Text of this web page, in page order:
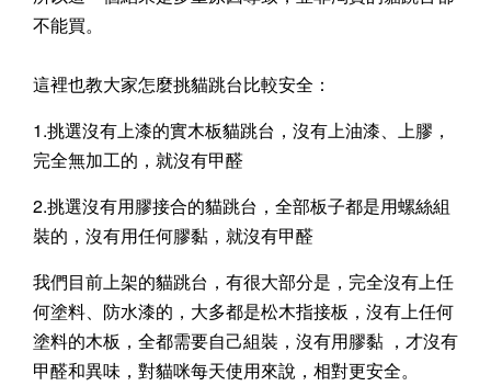
不能買。
這裡也教大家怎麼挑貓跳台比較安全：
1.挑選沒有上漆的實木板貓跳台，沒有上油漆、上膠，
完全無加工的，就沒有甲醛
2.挑選沒有用膠接合的貓跳台，全部板子都是用螺絲組
裝的，沒有用任何膠黏，就沒有甲醛
我們目前上架的貓跳台，有很大部分是，完全沒有上任
何塗料、防水漆的，大多都是松木指接板，沒有上任何
塗料的木板， 全都需要自己組裝，沒有用膠黏 ，才沒有
甲醛和異味，對貓咪每天使用來說，相對更安全。